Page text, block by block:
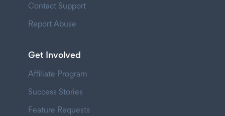
Contact Support
Report Abuse
Get Involved
Affiliate Program
Success Stories
Feature Requests